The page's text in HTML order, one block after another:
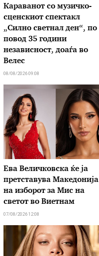
Караванот со музичкo-
сценскиот спектакл
„Силно светнал ден“, по
повод 35 години
независност, доаѓа во
Велес
08/08/2026 09:08
Ева Величковска ќе ја
претставува Македонија
на изборот за Мис на
светот во Виетнам
07/08/2026 12:08